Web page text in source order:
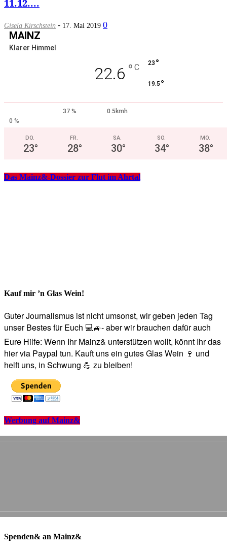
11.12....
Gisela Kirschstein - 17. Mai 2019 0
MAINZ
Klarer Himmel
22.6 ° C 23 °
19.5 °
37 %
0.5kmh
0 %
DO.
23°
FR.
28°
SA.
30°
SO.
34°
MO.
38°
Das Mainz&-Dossier zur Flut im Ahrtal
Kauf mir ’n Glas Wein!
Guter Journalismus ist nicht umsonst, wir geben jeden Tag
unser Bestes für Euch 💻🚙- aber wir brauchen dafür auch
Eure Hilfe: Wenn Ihr Mainz& unterstützen wollt, könnt Ihr das
hier via Paypal tun. Kauft uns ein gutes Glas Wein 🍷 und
helft uns, in Schwung 💪 zu bleiben!
Werbung auf Mainz&
Spenden& an Mainz&